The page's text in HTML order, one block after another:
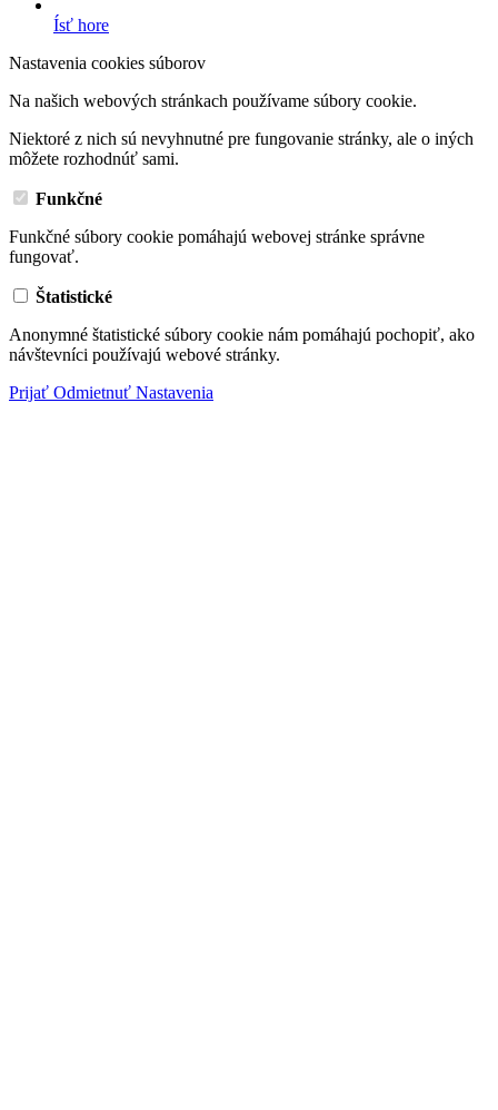
Ísť hore
Nastavenia cookies súborov
Na našich webových stránkach používame súbory cookie.
Niektoré z nich sú nevyhnutné pre fungovanie stránky, ale o iných
môžete rozhodnúť sami.
Funkčné
Funkčné súbory cookie pomáhajú webovej stránke správne
fungovať.
Štatistické
Anonymné štatistické súbory cookie nám pomáhajú pochopiť, ako
návštevníci používajú webové stránky.
Prijať Odmietnuť Nastavenia